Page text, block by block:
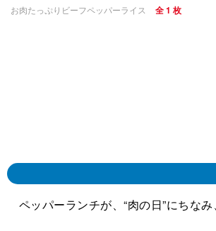
お肉たっぷりビーフペッパーライス 全 1 枚
ペッパーランチが、“肉の日”にちな